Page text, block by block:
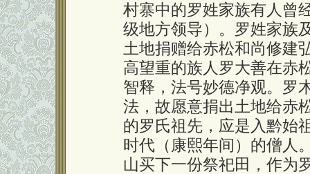
村寨中的罗姓家族有人曾
级地方领导）。罗姓家族
土地捐赠给赤松和尚修建
高望重的族人罗大善在赤
智释，法号妙德净观。罗
法，故愿意捐出土地给赤
的罗氏祖先，应是入黔始
时代（康熙年间）的僧人
山买下一份祭祀田，作为